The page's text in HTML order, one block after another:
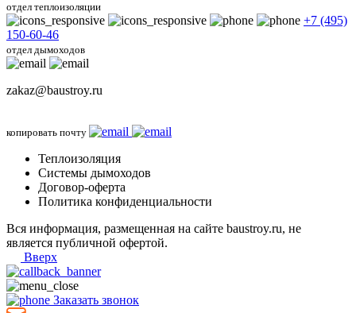
отдел теплоизоляции
+7 (495)
150-60-46
отдел дымоходов
zakaz@baustroy.ru
копировать почту
Теплоизоляция
Системы дымоходов
Договор-оферта
Политика конфиденциальности
Вся информация, размещенная на сайте baustroy.ru, не
является публичной офертой.
Вверх
Заказать звонок